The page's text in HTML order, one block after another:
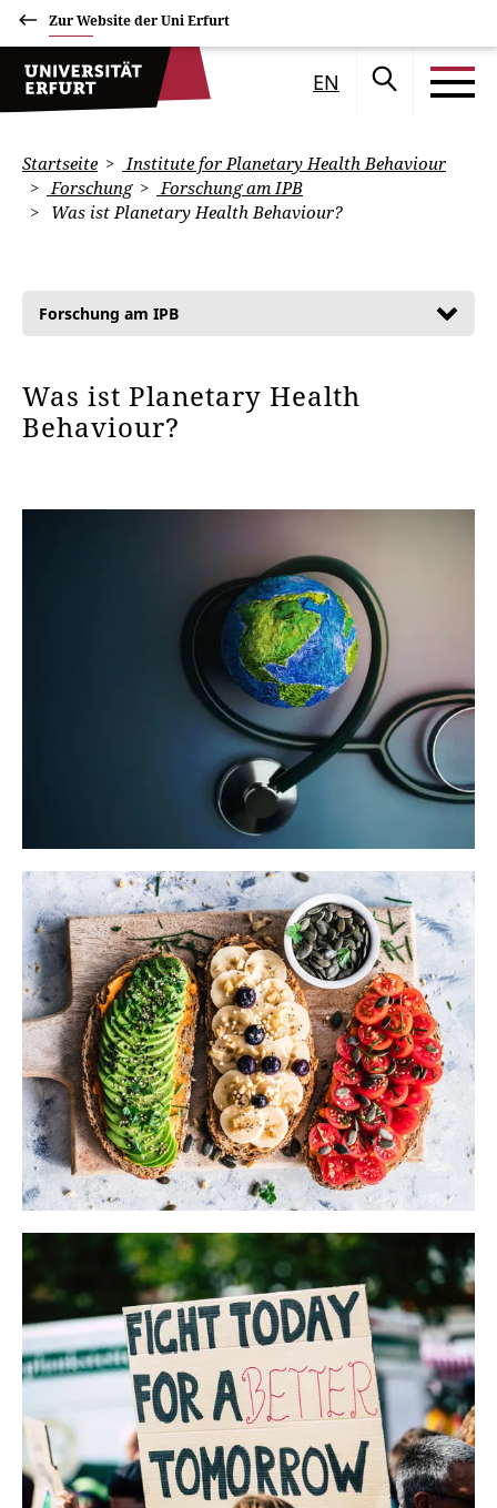
Zur Website der Uni Erfurt
EN
Startseite
Institute for Planetary Health Behaviour
Forschung
Forschung am IPB
Was ist Planetary Health Behaviour?
Forschung am IPB
Was ist Planetary Health
Behaviour?